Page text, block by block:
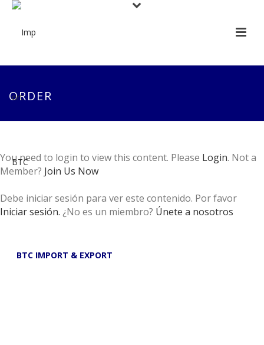
ORDER
You need to login to view this content. Please Login. Not a
Member? Join Us Now
Debe iniciar sesión para ver este contenido. Por favor
Iniciar sesión. ¿No es un miembro? Únete a nosotros
BTC IMPORT & EXPORT